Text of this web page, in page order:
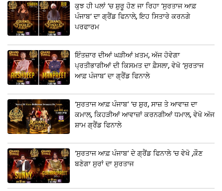
ਕੁਝ ਹੀ ਪਲਾਂ ‘ਚ ਸ਼ੁਰੂ ਹੋਣ ਜਾ ਰਿਹਾ ‘ਸੁਰਤਾਜ ਆਫ਼
ਪੰਜਾਬ’ ਦਾ ਗ੍ਰੈਂਡ ਫਿਨਾਲੇ, ਇਹ ਸਿਤਾਰੇ ਕਰਨਗੇ
ਪਰਫਾਰਮ
ਇੰਤਜ਼ਾਰ ਦੀਆਂ ਘੜੀਆਂ ਖ਼ਤਮ, ਅੱਜ ਹੋਵੇਗਾ
ਪ੍ਰਤੀਭਾਗੀਆਂ ਦੀ ਕਿਸਮਤ ਦਾ ਫ਼ੈਸਲਾ, ਵੇਖੋ ‘ਸੁਰਤਾਜ
ਆਫ਼ ਪੰਜਾਬ’ ਦਾ ਗ੍ਰੈਂਡ ਫਿਨਾਲੇ
‘ਸੁਰਤਾਜ ਆਫ਼ ਪੰਜਾਬ’ ‘ਚ ਸ਼ੁਰ, ਸਾਜ਼ ਤੇ ਆਵਾਜ਼ ਦਾ
ਕਮਾਲ, ਕਿਹੜੀਆਂ ਆਵਾਜ਼ਾਂ ਕਰਨਗੀਆਂ ਧਮਾਲ, ਵੇਖੋ ਅੱਜ
ਸ਼ਾਮ ਗ੍ਰੈਂਡ ਫਿਨਾਲੇ
‘ਸੁਰਤਾਜ ਆਫ਼ ਪੰਜਾਬ’ ਦੇ ਗ੍ਰੈਂਡ ਫਿਨਾਲੇ ‘ਚ ਵੇਖੋ ,ਕੌਣ
ਬਣੇਗਾ ਸੁਰਾਂ ਦਾ ਸੁਰਤਾਜ